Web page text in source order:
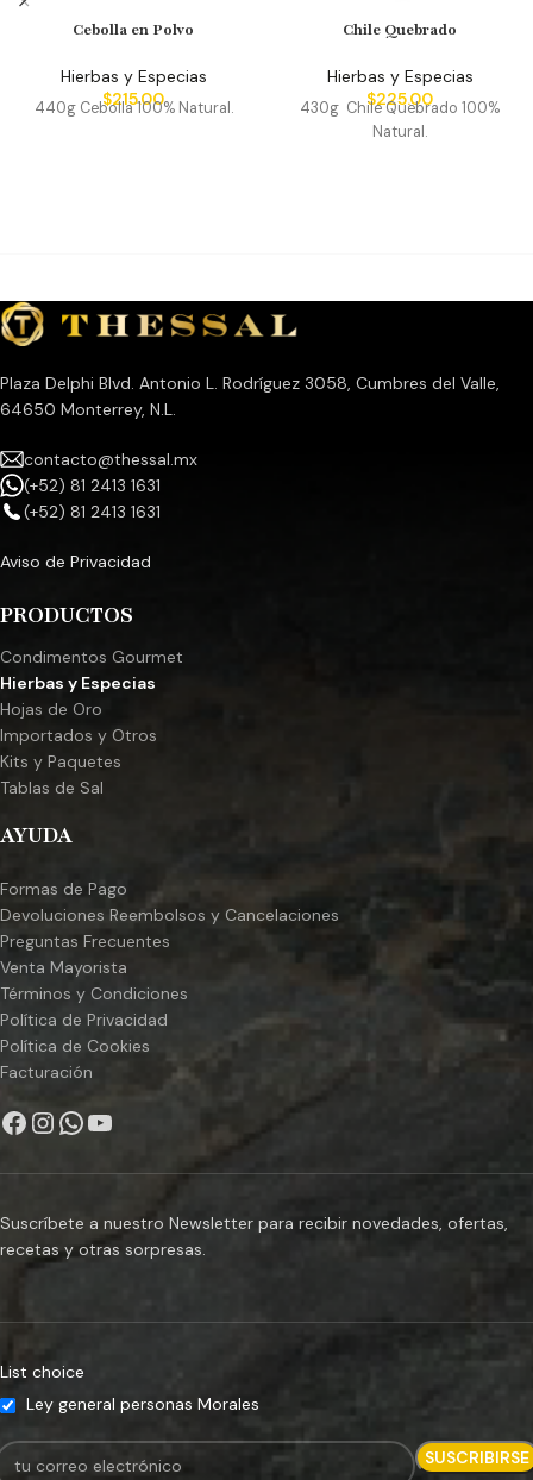
Cebolla en Polvo
Hierbas y Especias
$215.00
440g Cebolla 100% Natural.
Chile Quebrado
Hierbas y Especias
$225.00
430g Chile Quebrado 100%
Natural.
Plaza Delphi Blvd. Antonio L. Rodríguez 3058, Cumbres del Valle,
64650 Monterrey, N.L.
contacto@thessal.mx
(+52) 81 2413 1631
(+52) 81 2413 1631
Aviso de Privacidad
PRODUCTOS
Condimentos Gourmet
Hierbas y Especias
Hojas de Oro
Importados y Otros
Kits y Paquetes
Tablas de Sal
AYUDA
Formas de Pago
Devoluciones Reembolsos y Cancelaciones
Preguntas Frecuentes
Venta Mayorista
Términos y Condiciones
Política de Privacidad
Política de Cookies
Facturación
Suscríbete a nuestro Newsletter para recibir novedades, ofertas,
recetas y otras sorpresas.
List choice
Ley general personas Morales